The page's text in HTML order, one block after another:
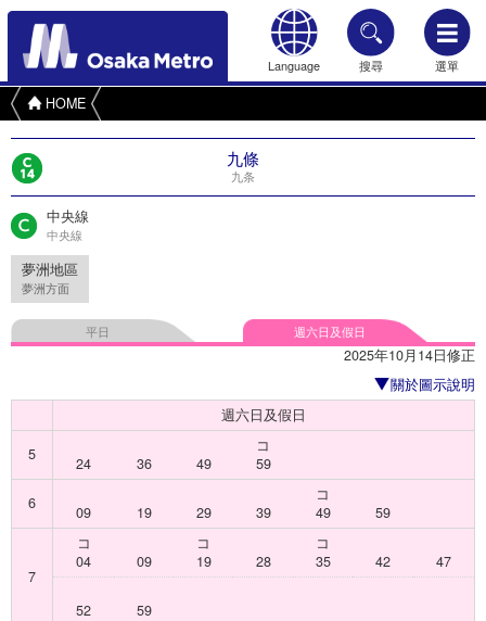
Language 搜尋 選單
HOME
九條
九条
中央線
中央線
夢洲地區
夢洲方面
平日 週六日及假日
2025年10月14日修正
關於圖示說明
週六日及假日
5
24 36 49
コ
59
6
09 19 29 39
コ
49
59
7
コ
04
09
コ
19
28
コ
35
42 47
52 59